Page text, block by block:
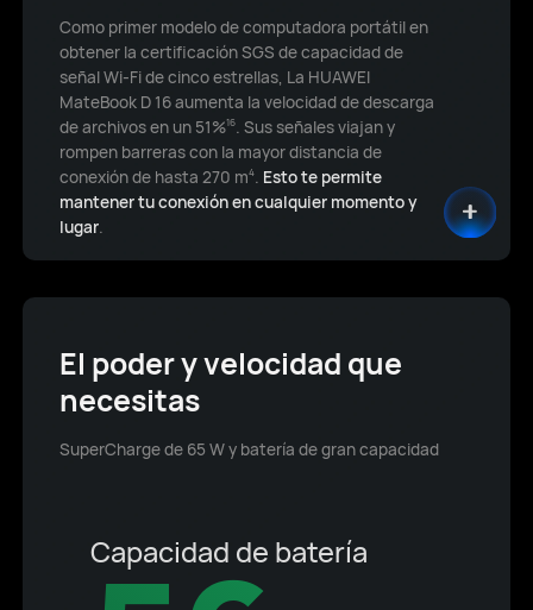
Como primer modelo de computadora portátil en
obtener la certificación SGS de capacidad de
señal Wi-Fi de cinco estrellas, La HUAWEI
MateBook D 16 aumenta la velocidad de descarga
de archivos en un 51%16. Sus señales viajan y
rompen barreras con la mayor distancia de
conexión de hasta 270 m4. Esto te permite
mantener tu conexión en cualquier momento y
lugar.
El poder y velocidad que
necesitas
SuperCharge de 65 W y batería de gran capacidad
Capacidad de batería